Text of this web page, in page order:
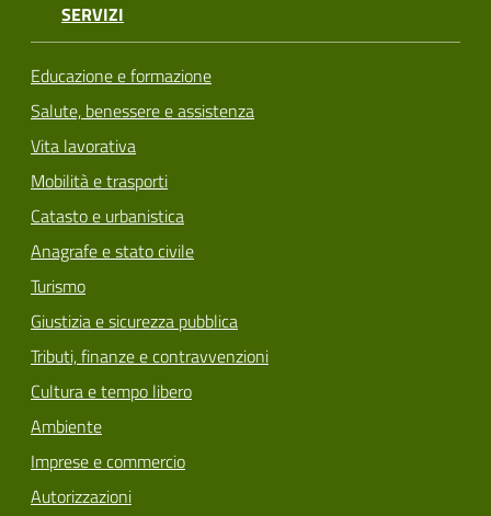
SERVIZI
Educazione e formazione
Salute, benessere e assistenza
Vita lavorativa
Mobilità e trasporti
Catasto e urbanistica
Anagrafe e stato civile
Turismo
Giustizia e sicurezza pubblica
Tributi, finanze e contravvenzioni
Cultura e tempo libero
Ambiente
Imprese e commercio
Autorizzazioni